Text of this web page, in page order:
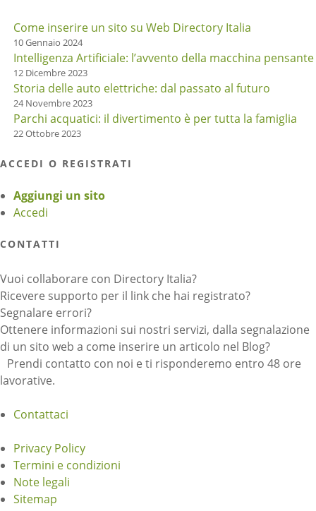
Come inserire un sito su Web Directory Italia
10 Gennaio 2024
Intelligenza Artificiale: l’avvento della macchina pensante
12 Dicembre 2023
Storia delle auto elettriche: dal passato al futuro
24 Novembre 2023
Parchi acquatici: il divertimento è per tutta la famiglia
22 Ottobre 2023
ACCEDI O REGISTRATI
Aggiungi un sito
Accedi
CONTATTI
Vuoi collaborare con Directory Italia?
Ricevere supporto per il link che hai registrato?
Segnalare errori?
Ottenere informazioni sui nostri servizi, dalla segnalazione
di un sito web a come inserire un articolo nel Blog?
Prendi contatto con noi e ti risponderemo entro 48 ore
lavorative.
Contattaci
Privacy Policy
Termini e condizioni
Note legali
Sitemap